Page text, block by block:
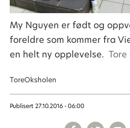
My Nguyen er født og
foreldre som kommer fra
en helt ny opplevelse.
ToreOksholen
Publisert 27.10.2016 - 06:00